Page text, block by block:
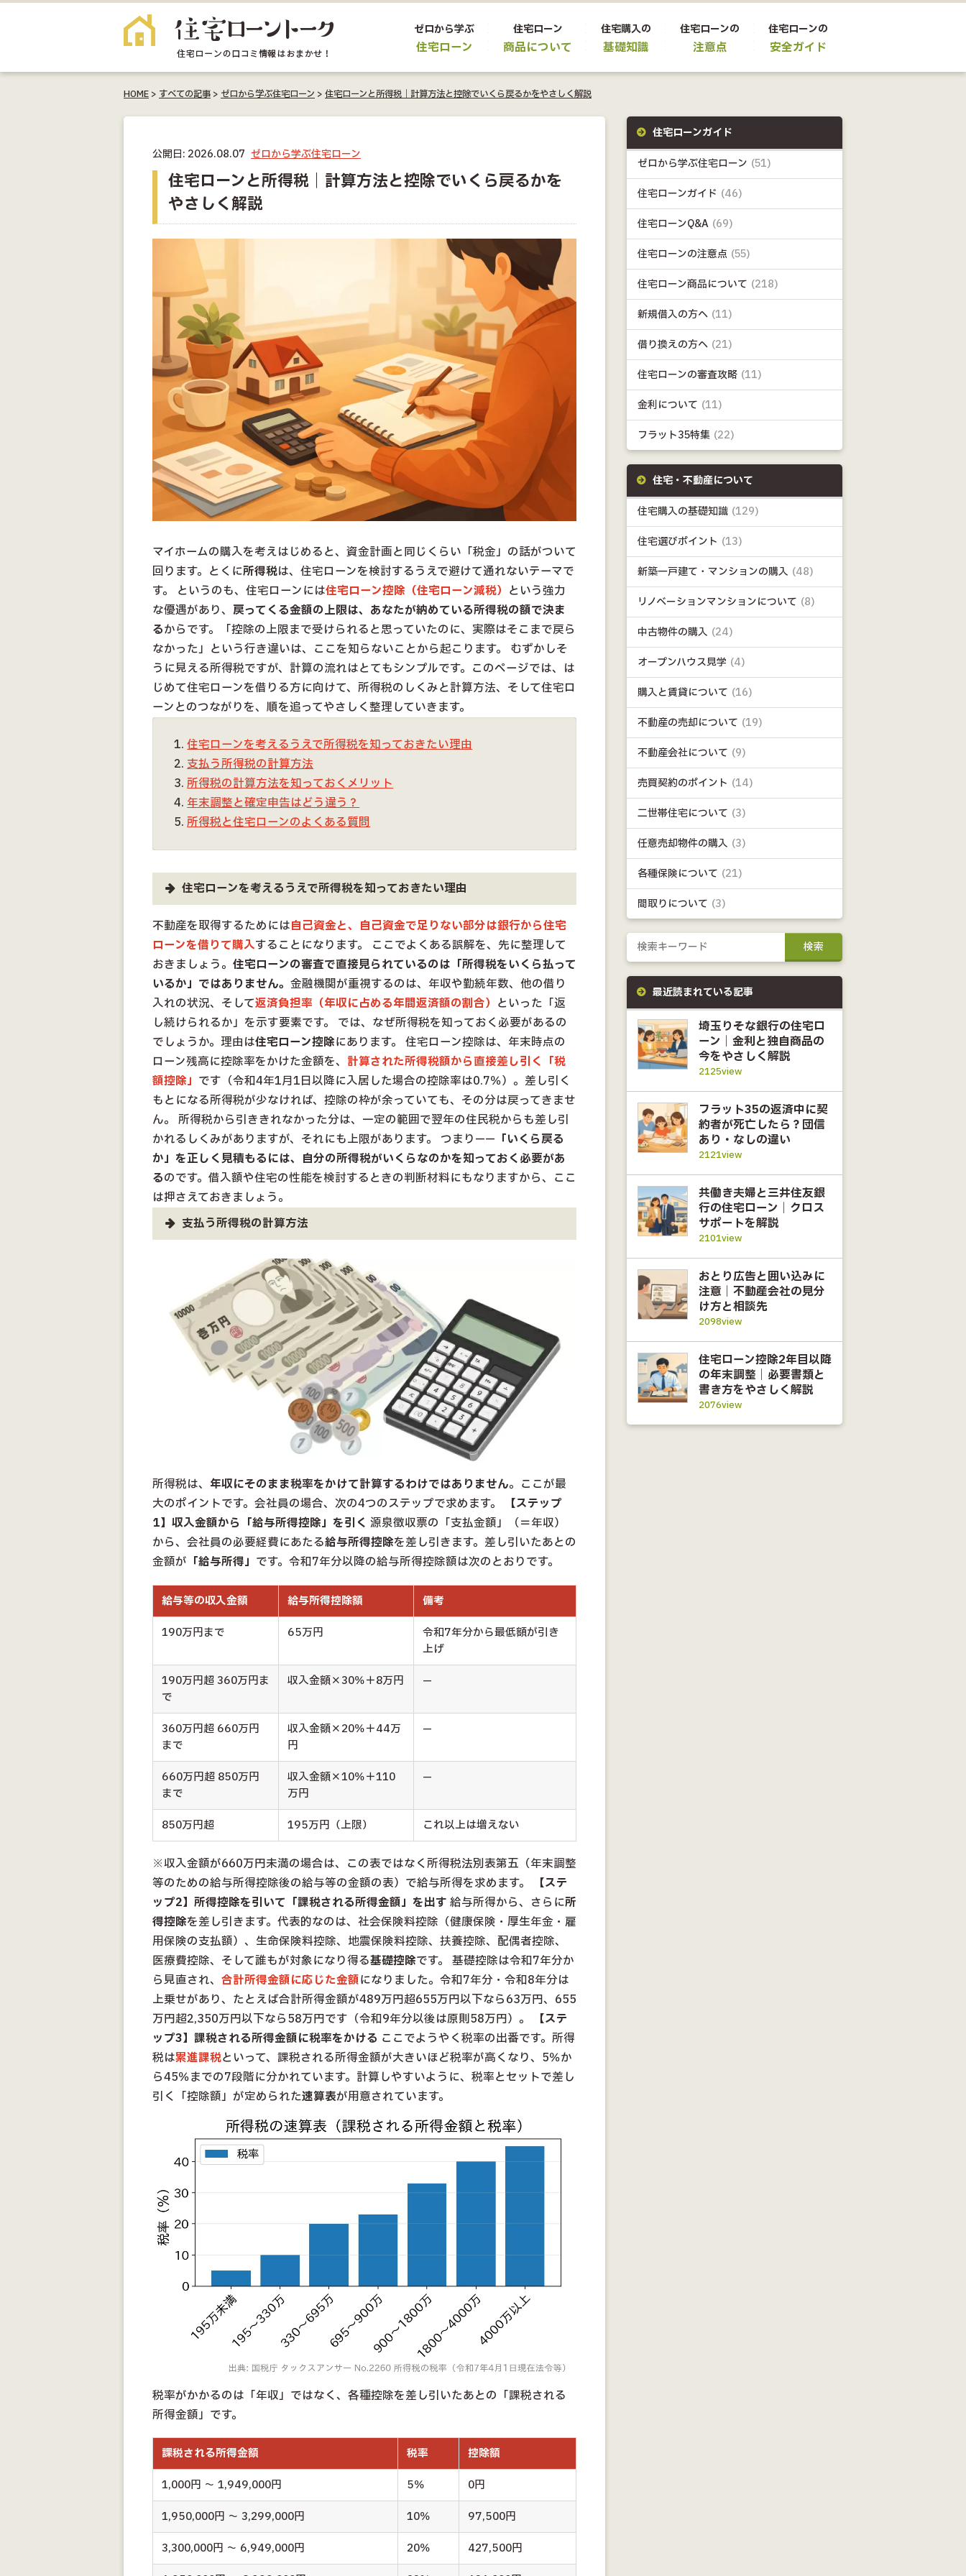
ゼロから学ぶ
住宅ローン
住宅ローン
商品について
住宅購入の
基礎知識
住宅ローンの
注意点
住宅ローンの
安全ガイド
HOME > すべての記事 > ゼロから学ぶ住宅ローン > 住宅ローンと所得税｜計算方法と控除でいくら戻るかをやさしく解説
公開日: 2026.08.07 ゼロから学ぶ住宅ローン
住宅ローンと所得税｜計算方法と控除でいくら戻るかを
やさしく解説
マイホームの購入を考えはじめると、資金計画と同じくらい「税金」の話がついて
回ります。とくに所得税は、住宅ローンを検討するうえで避けて通れないテーマで
す。 というのも、住宅ローンには住宅ローン控除（住宅ローン減税） という強力
な優遇があり、 戻ってくる金額の上限は、あなたが納めている所得税の額で決ま
るからです。「控除の上限まで受けられると思っていたのに、実際はそこまで戻ら
なかった」という行き違いは、ここを知らないことから起こります。 むずかしそ
うに見える所得税ですが、計算の流れはとてもシンプルです。このページでは、は
じめて住宅ローンを借りる方に向けて、所得税のしくみと計算方法、そして住宅ロ
ーンとのつながりを、順を追ってやさしく整理していきます。
住宅ローンを考えるうえで所得税を知っておきたい理由
支払う所得税の計算方法
所得税の計算方法を知っておくメリット
年末調整と確定申告はどう違う？
所得税と住宅ローンのよくある質問
住宅ローンを考えるうえで所得税を知っておきたい理由
不動産を取得するためには自己資金と、自己資金で足りない部分は銀行から住宅
ローンを借りて購入することになります。 ここでよくある誤解を、先に整理して
おきましょう。 住宅ローンの審査で直接見られているのは「所得税をいくら払って
いるか」ではありません。 金融機関が重視するのは、年収や勤続年数、他の借り
入れの状況、そして返済負担率（年収に占める年間返済額の割合） といった「返
し続けられるか」を示す要素です。 では、なぜ所得税を知っておく必要があるの
でしょうか。理由は住宅ローン控除にあります。 住宅ローン控除は、年末時点の
ローン残高に控除率をかけた金額を、 計算された所得税額から直接差し引く「税
額控除」 です（令和4年1月1日以降に入居した場合の控除率は0.7％）。差し引く
もとになる所得税が少なければ、控除の枠が余っていても、その分は戻ってきませ
ん。 所得税から引ききれなかった分は、一定の範囲で翌年の住民税からも差し引
かれるしくみがありますが、それにも上限があります。 つまり—— 「いくら戻る
か」を正しく見積もるには、自分の所得税がいくらなのかを知っておく必要があ
るのです。借入額や住宅の性能を検討するときの判断材料にもなりますから、ここ
は押さえておきましょう。
支払う所得税の計算方法
所得税は、 年収にそのまま税率をかけて計算するわけではありません。ここが最
大のポイントです。会社員の場合、次の4つのステップで求めます。
【ステップ
1】収入金額から「給与所得控除」を引く 源泉徴収票の「支払金額」（＝年収）
から、会社員の必要経費にあたる給与所得控除を差し引きます。差し引いたあとの
金額が 「給与所得」 です。令和7年分以降の給与所得控除額は次のとおりです。
給与等の収入金額 給与所得控除額
備考
190万円まで
65万円
令和7年分から最低額が引き
上げ
190万円超 360万円ま
で
収入金額×30％＋8万円 —
360万円超 660万円
まで
収入金額×20％＋44万
円
—
660万円超 850万円
まで
収入金額×10％＋110
万円
—
850万円超 195万円（上限） これ以上は増えない
※収入金額が660万円未満の場合は、この表ではなく所得税法別表第五（年末調整
等のための給与所得控除後の給与等の金額の表）で給与所得を求めます。
【ステ
ップ2】所得控除を引いて「課税される所得金額」を出す 給与所得から、さらに所
得控除を差し引きます。代表的なのは、社会保険料控除（健康保険・厚生年金・雇
用保険の支払額）、生命保険料控除、地震保険料控除、扶養控除、配偶者控除、
医療費控除、そして誰もが対象になり得る基礎控除です。 基礎控除は令和7年分か
ら見直され、 合計所得金額に応じた金額になりました。令和7年分・令和8年分は
上乗せがあり、たとえば合計所得金額が489万円超655万円以下なら63万円、655
万円超2,350万円以下なら58万円です（令和9年分以後は原則58万円）。
【ステ
ップ3】課税される所得金額に税率をかける ここでようやく税率の出番です。所得
税は累進課税といって、課税される所得金額が大きいほど税率が高くなり、5％か
ら45％までの7段階に分かれています。計算しやすいように、税率とセットで差し
引く「控除額」が定められた速算表が用意されています。
税率がかかるのは「年収」ではなく、各種控除を差し引いたあとの「課税される
所得金額」です。
課税される所得金額 税率
控除額
1,000円 〜 1,949,000円
5％
0円
1,950,000円 〜 3,299,000円
10％
97,500円
3,300,000円 〜 6,949,000円
20％
427,500円
住宅ローンガイド
ゼロから学ぶ住宅ローン (51)
住宅ローンガイド (46)
住宅ローンQ&A (69)
住宅ローンの注意点 (55)
住宅ローン商品について (218)
新規借入の方へ (11)
借り換えの方へ (21)
住宅ローンの審査攻略 (11)
金利について (11)
フラット35特集 (22)
住宅・不動産について
住宅購入の基礎知識 (129)
住宅選びポイント (13)
新築一戸建て・マンションの購入 (48)
リノベーションマンションについて (8)
中古物件の購入 (24)
オープンハウス見学 (4)
購入と賃貸について (16)
不動産の売却について (19)
不動産会社について (9)
売買契約のポイント (14)
二世帯住宅について (3)
任意売却物件の購入 (3)
各種保険について (21)
間取りについて (3)
最近読まれている記事
埼玉りそな銀行の住宅ロ
ーン｜金利と独自商品の
今をやさしく解説
2125view
フラット35の返済中に契
約者が死亡したら？団信
あり・なしの違い
2121view
共働き夫婦と三井住友銀
行の住宅ローン｜クロス
サポートを解説
2101view
おとり広告と囲い込みに
注意｜不動産会社の見分
け方と相談先
2098view
住宅ローン控除2年目以降
の年末調整｜必要書類と
書き方をやさしく解説
2076view